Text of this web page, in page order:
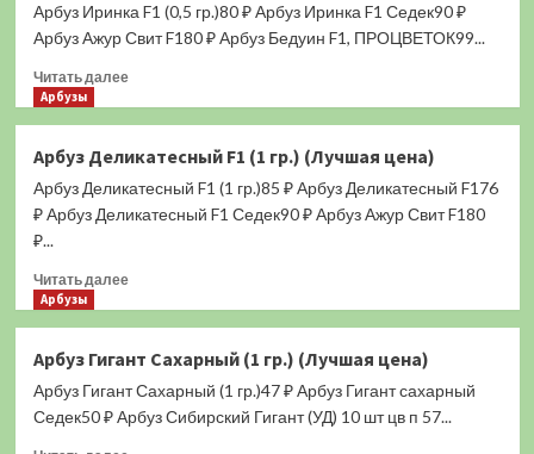
(1
гр.)
цена)
Арбуз Иринка F1 (0,5 гр.)80 ₽ Арбуз Иринка F1 Седек90 ₽
Арбуз Ажур Свит F180 ₽ Арбуз Бедуин F1, ПРОЦВЕТОК99...
Читать далееПрочитать
Иринка
F1
(0,5
цена)
Арбузы
Арбуз Деликатесный F1 (1 гр.) (Лучшая цена)
Арбуз Деликатесный F1 (1 гр.)85 ₽ Арбуз Деликатесный F176
₽ Арбуз Деликатесный F1 Седек90 ₽ Арбуз Ажур Свит F180
₽...
Читать далееПрочитать
Деликатесный
F1
(1
Арбузы
Арбуз Гигант Сахарный (1 гр.) (Лучшая цена)
Арбуз Гигант Сахарный (1 гр.)47 ₽ Арбуз Гигант сахарный
Седек50 ₽ Арбуз Сибирский Гигант (УД) 10 шт цв п 57...